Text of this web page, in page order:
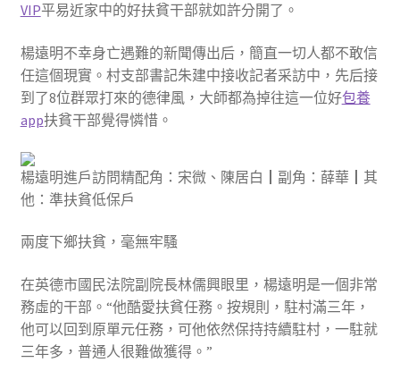
VIP平易近家中的好扶貧干部就如許分開了。
楊遠明不幸身亡遇難的新聞傳出后，簡直一切人都不敢信
任這個現實。村支部書記朱建中接收記者采訪中，先后接
到了8位群眾打來的德律風，大師都為掉往這一位好包養
app扶貧干部覺得憐惜。
楊遠明進戶訪問精配角：宋微、陳居白┃副角：薛華┃其
他：準扶貧低保戶
兩度下鄉扶貧，毫無牢騷
在英德市國民法院副院長林儒興眼里，楊遠明是一個非常
務虛的干部。“他酷愛扶貧任務。按規則，駐村滿三年，
他可以回到原單元任務，可他依然保持持續駐村，一駐就
三年多，普通人很難做獲得。”